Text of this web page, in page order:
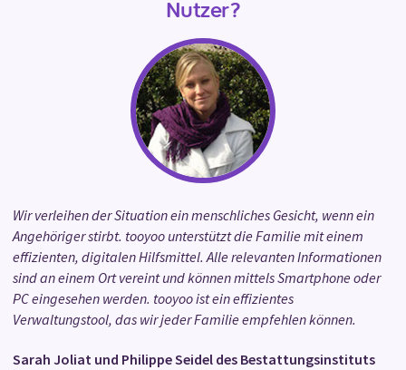
Nutzer?
Wir verleihen der Situation ein menschliches Gesicht, wenn ein
Angehöriger stirbt. tooyoo unterstützt die Familie mit einem
effizienten, digitalen Hilfsmittel. Alle relevanten Informationen
sind an einem Ort vereint und können mittels Smartphone oder
PC eingesehen werden. tooyoo ist ein effizientes
Verwaltungstool, das wir jeder Familie empfehlen können.
Sarah Joliat und Philippe Seidel des Bestattungsinstituts